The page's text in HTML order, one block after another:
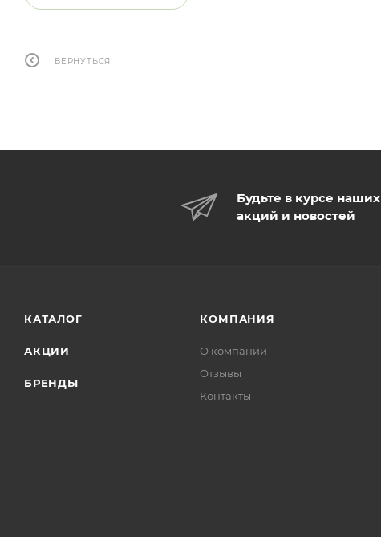
ВЕРНУТЬСЯ
Будьте в курсе наших
акций и новостей
КАТАЛОГ
АКЦИИ
БРЕНДЫ
КОМПАНИЯ
О компании
Отзывы
Контакты